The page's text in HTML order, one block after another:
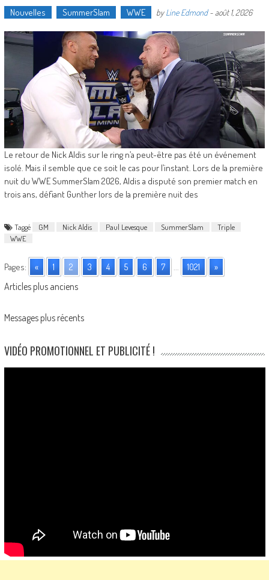
Nouvelles SummerSlam WWE byLine Edmond- août 1, 2026
Le retour de Nick Aldis sur le ring n’a peut-être pas été un événement
isolé. Mais il semble que ce soit le cas pour l’instant. Lors de la première
nuit du WWE SummerSlam 2026, Aldis a disputé son premier match en
trois ans, défiant Gunther lors de la première nuit des
Taggé GM Nick Aldis Paul Levesque SummerSlam
Triple
WWE
Pages: « 1 2 3 4 5 6 7 ... 1021 »
Posts
navigation
Articles plus anciens
Messages plus récents
VIDÉO PROMOTIONNEL ET PUBLICITÉ !